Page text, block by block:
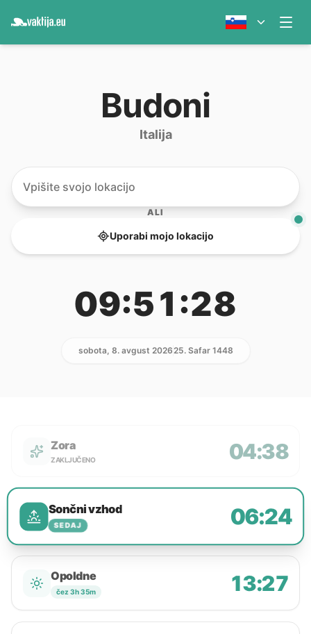
Budoni
Italija
ALI
Uporabi mojo lokacijo
09:51:28
sobota, 8. avgust 202625. Safar 1448
Zora
ZAKLJUČENO 04:38
Sončni vzhod
SEDAJ 06:24
Opoldne
čez 3h 35m 13:27